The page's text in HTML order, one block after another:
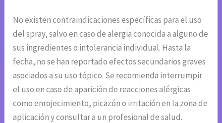
No existen contraindicaciones específicas para el uso
del spray, salvo en caso de alergia conocida a alguno de
sus ingredientes o intolerancia individual. Hasta la
fecha, no se han reportado efectos secundarios graves
asociados a su uso tópico. Se recomienda interrumpir
el uso en caso de aparición de reacciones alérgicas
como enrojecimiento, picazón o irritación en la zona de
aplicación y consultar a un profesional de salud.